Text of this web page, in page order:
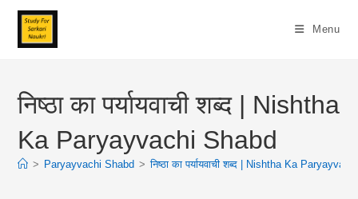
Skip
Content
Menu
निष्ठा का पर्यायवाची शब्द | Nishtha
Ka Paryayvachi Shabd
> Paryayvachi Shabd > निष्ठा का पर्यायवाची शब्द | Nishtha Ka